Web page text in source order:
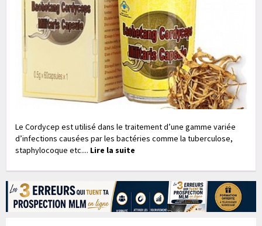
Le Cordycep est utilisé dans le traitement d’une gamme variée
d’infections causées par les bactéries comme la tuberculose,
staphylocoque etc.... Lire la suite